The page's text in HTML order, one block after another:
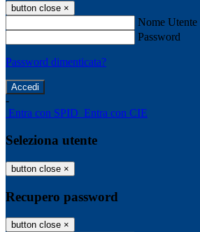
button close ×
Nome Utente
Password
Password dimenticata?
-
Entra con SPID Entra con CIE
Seleziona utente
button close ×
Recupero password
button close ×